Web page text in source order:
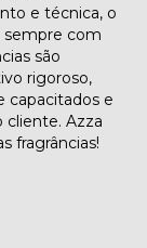
e técnica, o
sempre com
são
rigoroso,
capacitados e
cliente. Azza
fragrâncias!